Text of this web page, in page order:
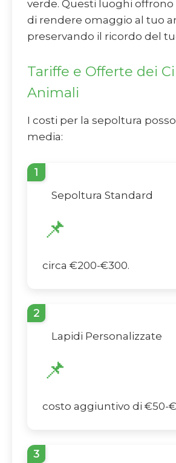
verde. Questi luoghi offrono
di rendere omaggio al tuo
preservando il ricordo del
Tariffe e Offerte dei
Animali
I costi per la sepoltura
media:
1
Sepoltura Standard
📌
circa €200-€300.
2
Lapidi Personalizzate
📌
costo aggiuntivo di €50-
3